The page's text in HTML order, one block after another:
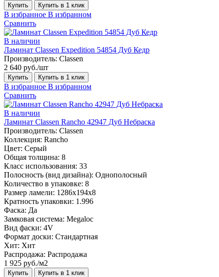
Купить Купить в 1 клик
В избранное В избранном
Сравнить
В наличии
Ламинат Classen Expedition 54854 Дуб Кедр
Производитель: Classen
2 640 руб./шт
Купить Купить в 1 клик
В избранное В избранном
Сравнить
В наличии
Ламинат Classen Rancho 42947 Дуб Небраска
Производитель: Classen
Коллекция: Rancho
Цвет: Серый
Общая толщина: 8
Класс использования: 33
Полосность (вид дизайна): Однополосный
Количество в упаковке: 8
Размер ламели: 1286х194х8
Кратность упаковки: 1.996
Фаска: Да
Замковая система: Megaloc
Вид фаски: 4V
Формат доски: Стандартная
Хит: Хит
Распродажа: Распродажа
1 925 руб./м2
Купить Купить в 1 клик